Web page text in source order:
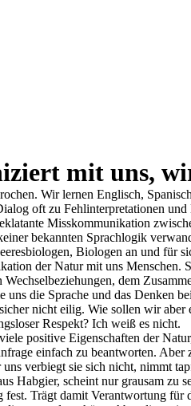
mit uns,
Wir lernen Englisch,
oft zu Fehlinterpretationen
Misskommunikation
bekannten Sprachlogik
Biologen an und für
der Natur mit uns Menschen.
dem
die Sprache und das Denken
nicht eilig. Wie sollen wir
Respekt? Ich weiß es nicht.
positive Eigenschaften der
einfach zu beantworten.
verbiegt sie sich nicht, nimmt
Habgier, scheint nur grausam
Trägt damit Verantwortung für